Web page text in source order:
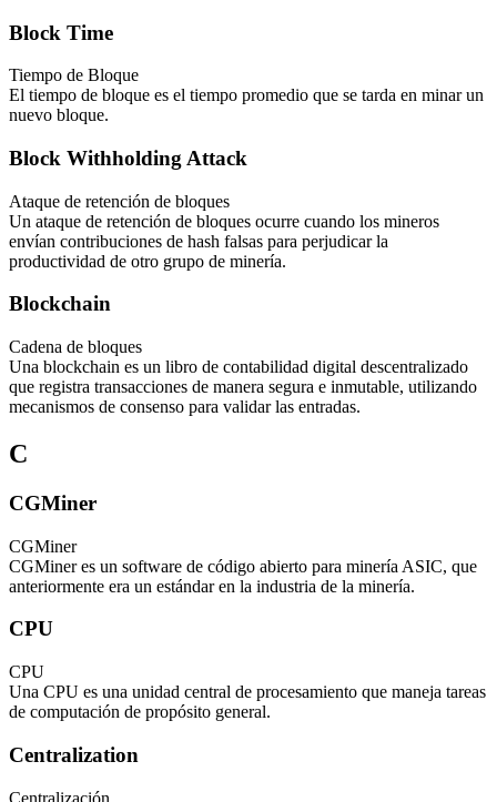
Block Time
Tiempo de Bloque
El tiempo de bloque es el tiempo promedio que se tarda en minar un
nuevo bloque.
Block Withholding Attack
Ataque de retención de bloques
Un ataque de retención de bloques ocurre cuando los mineros
envían contribuciones de hash falsas para perjudicar la
productividad de otro grupo de minería.
Blockchain
Cadena de bloques
Una blockchain es un libro de contabilidad digital descentralizado
que registra transacciones de manera segura e inmutable, utilizando
mecanismos de consenso para validar las entradas.
C
CGMiner
CGMiner
CGMiner es un software de código abierto para minería ASIC, que
anteriormente era un estándar en la industria de la minería.
CPU
CPU
Una CPU es una unidad central de procesamiento que maneja tareas
de computación de propósito general.
Centralization
Centralización